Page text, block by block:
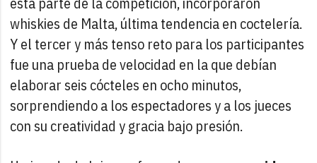
whiskies de Malta, última tendencia en coctelería.
Y el tercer y más tenso reto para los participantes
fue una prueba de velocidad en la que debían
elaborar seis cócteles en ocho minutos,
sorprendiendo a los espectadores y a los jueces
con su creatividad y gracia bajo presión.